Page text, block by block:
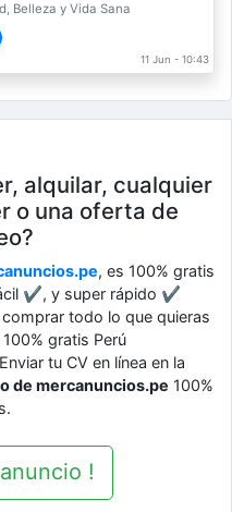
Belleza y Vida Sana
11 Jun - 10:43
alquilar, cualquier
o una oferta de
, es 100% gratis
✔, y super rápido ✔
todo lo que quieras
gratis Perú
tu CV en línea en la
de mercanuncios.pe 100%
!